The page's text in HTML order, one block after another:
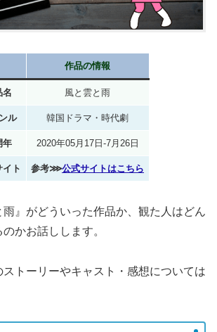
作品の情報
名 風と雲と雨
ル 韓国ドラマ・時代劇
年 2020年05月17日-7月26日
イト 参考⋙公式サイトはこちら
』がどういった作品か、観た人はどん
かお話しします。
ストーリーやキャスト・感想については